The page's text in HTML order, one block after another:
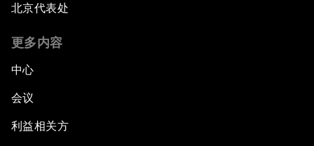
北京代表处
更多内容
中心
会议
利益相关方